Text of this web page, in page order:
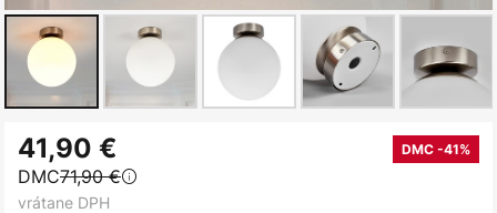
na
začiatok
41,90 € DMC -41%
DMC71,90 €
vrátane DPH